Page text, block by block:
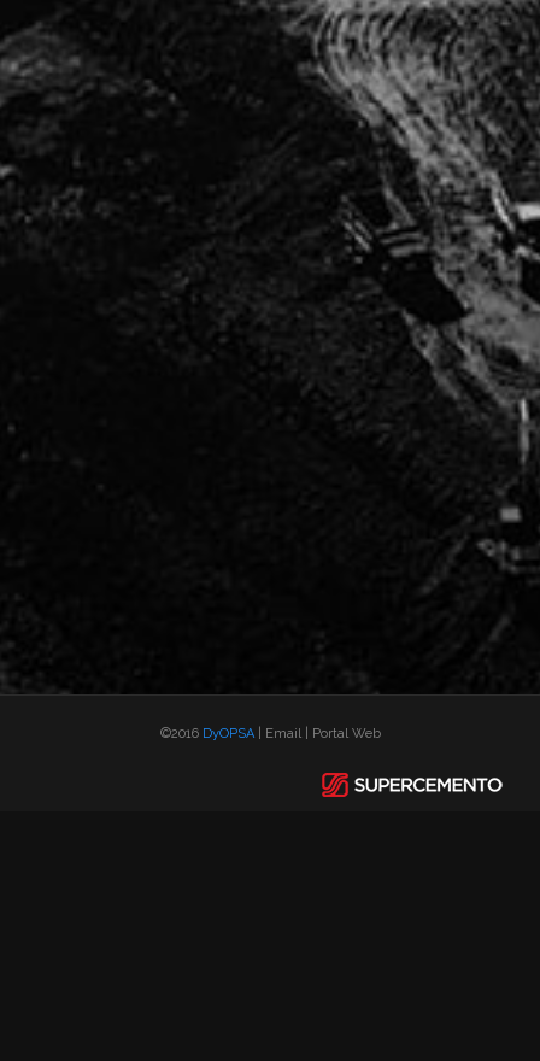
©2016 DyOPSA| Email| Portal Web